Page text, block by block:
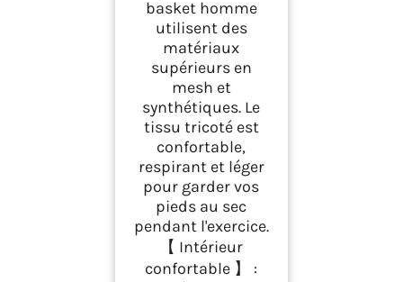
basket homme
utilisent des
matériaux
supérieurs en
mesh et
synthétiques. Le
tissu tricoté est
confortable,
respirant et léger
pour garder vos
pieds au sec
pendant l'exercice.
【 Intérieur
confortable 】 :